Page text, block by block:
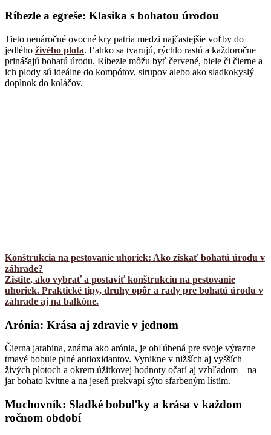
Ríbezle a egreše: Klasika s bohatou úrodou
Tieto nenáročné ovocné kry patria medzi najčastejšie voľby do
jedlého živého plota. Ľahko sa tvarujú, rýchlo rastú a každoročne
prinášajú bohatú úrodu. Ríbezle môžu byť červené, biele či čierne a
ich plody sú ideálne do kompótov, sirupov alebo ako sladkokyslý
doplnok do koláčov.
Konštrukcia na pestovanie uhoriek: Ako získať bohatú úrodu v
záhrade?
Zistite, ako vybrať a postaviť konštrukciu na pestovanie
uhoriek. Praktické tipy, druhy opôr a rady pre bohatú úrodu v
záhrade aj na balkóne.
Arónia: Krása aj zdravie v jednom
Čierna jarabina, známa ako arónia, je obľúbená pre svoje výrazne
tmavé bobule plné antioxidantov. Vynikne v nižších aj vyšších
živých plotoch a okrem úžitkovej hodnoty očarí aj vzhľadom – na
jar bohato kvitne a na jeseň prekvapí sýto sfarbeným lístím.
Muchovník: Sladké bobuľky a krása v každom
ročnom období